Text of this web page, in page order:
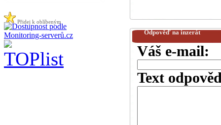
Odpověď na inzerát
Váš e-mail:
Text
Přidej k oblíbeným